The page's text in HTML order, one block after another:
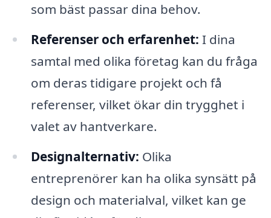
som bäst passar dina behov.
Referenser och erfarenhet: I dina
samtal med olika företag kan du fråga
om deras tidigare projekt och få
referenser, vilket ökar din trygghet i
valet av hantverkare.
Designalternativ: Olika
entreprenörer kan ha olika synsätt på
design och materialval, vilket kan ge